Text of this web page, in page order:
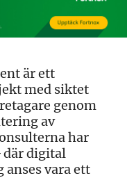
är ett
med siktet
genom
av
har
där digital
vara ett